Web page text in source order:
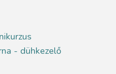
- dühkezelő